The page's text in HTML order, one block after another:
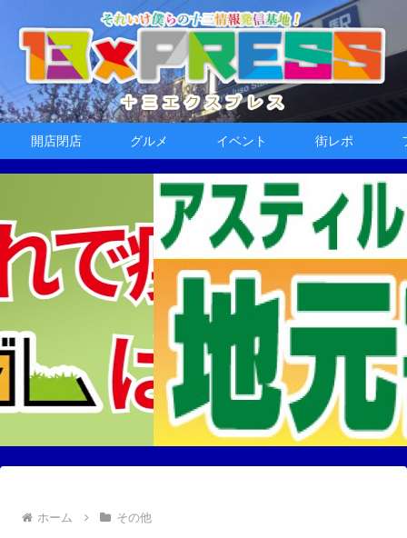
開店閉店 グルメ イベント 街レポ
ホーム その他